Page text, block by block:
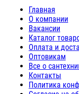
Главная
О компании
Вакансии
Каталог
Оплата и
Оптовикам
Все о
Контакты
Политика